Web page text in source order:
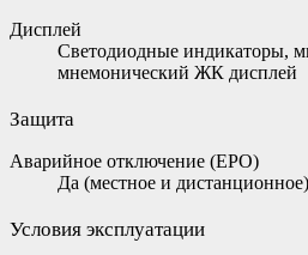
Дисплей
Светодиодные индикаторы,
мнемонический ЖК дисплей
Защита
Аварийное отключение (EPO)
Да (местное и дистанционное)
Условия эксплуатации